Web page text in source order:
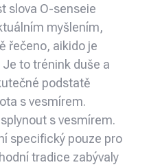
slova O-senseie
myšlením,
řečeno, aikido je
to trénink duše a
podstatě
s vesmírem.
s vesmírem.
specifický pouze pro
tradice zabývaly